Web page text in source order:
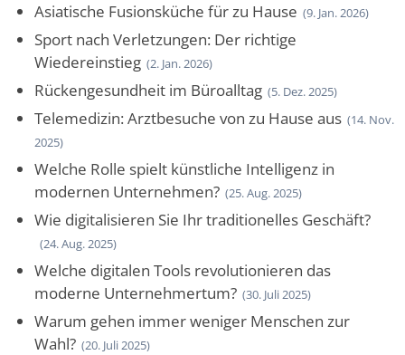
Asiatische Fusionsküche für zu Hause (9. Jan. 2026)
Sport nach Verletzungen: Der richtige
Wiedereinstieg (2. Jan. 2026)
Rückengesundheit im Büroalltag (5. Dez. 2025)
Telemedizin: Arztbesuche von zu Hause aus (14. Nov.
2025)
Welche Rolle spielt künstliche Intelligenz in
modernen Unternehmen? (25. Aug. 2025)
Wie digitalisieren Sie Ihr traditionelles Geschäft?
(24. Aug. 2025)
Welche digitalen Tools revolutionieren das
moderne Unternehmertum? (30. Juli 2025)
Warum gehen immer weniger Menschen zur
Wahl? (20. Juli 2025)